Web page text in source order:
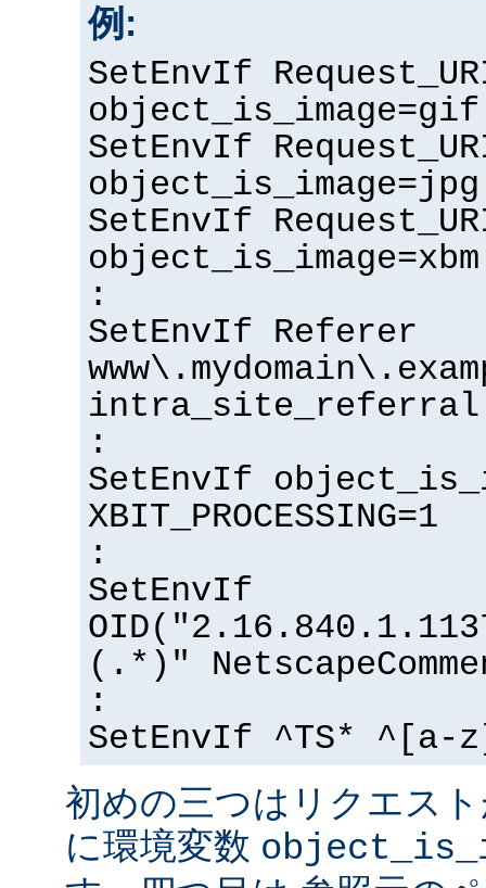
例:
SetEnvIf
object_is_image=gif
SetEnvIf
object_is_image=jpg
SetEnvIf
object_is_image=xbm
:
SetEnvIf Referer
intra_site_referral
:
SetEnvIf
XBIT_PROCESSING=1
:
SetEnvIf
(.*)"
:
SetEnvIf ^TS* ^[a-
初めの三つはリクエス
に環境変数